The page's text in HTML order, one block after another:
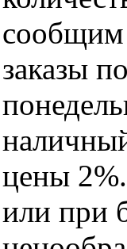
сообщим
заказы
цены
или при